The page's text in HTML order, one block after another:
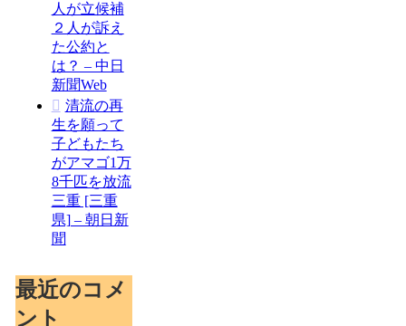
人が立候補
２人が訴え
た公約と
は？ – 中日
新聞Web
清流の再
生を願って
子どもたち
がアマゴ1万
8千匹を放流
三重 [三重
県] – 朝日新
聞
最近のコメ
ント